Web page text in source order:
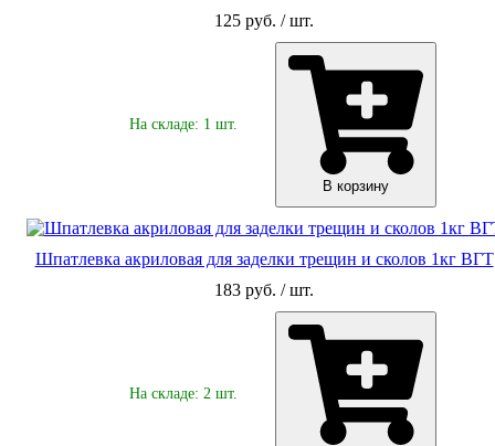
125 руб. / шт.
На складе: 1 шт.
В корзину
Шпатлевка акриловая для заделки трещин и сколов 1кг ВГТ
183 руб. / шт.
На складе: 2 шт.